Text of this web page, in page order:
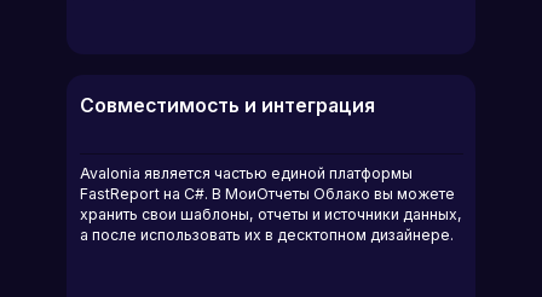
Совместимость и интеграция
Avalonia является частью единой платформы
FastReport на C#. В МоиОтчеты Облако вы можете
хранить свои шаблоны, отчеты и источники данных,
а после использовать их в десктопном дизайнере.